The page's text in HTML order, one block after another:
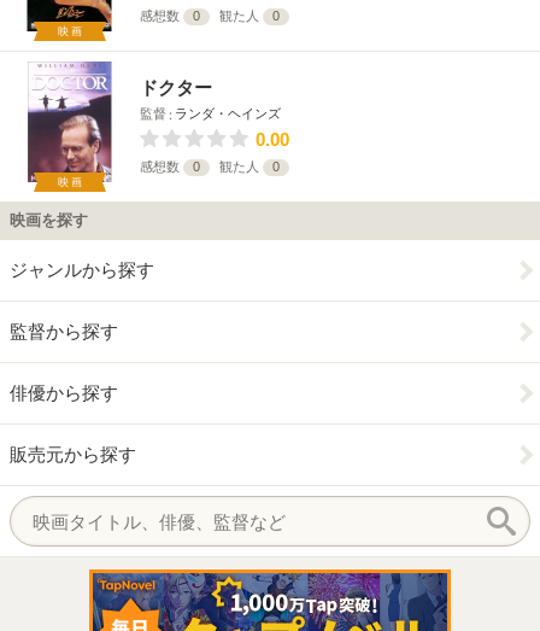
映画
感想数 0 観た人 0
映画
ドクター
監督 ランダ・ヘインズ
0.00
感想数 0 観た人 0
映画を探す
ジャンルから探す
監督から探す
俳優から探す
販売元から探す